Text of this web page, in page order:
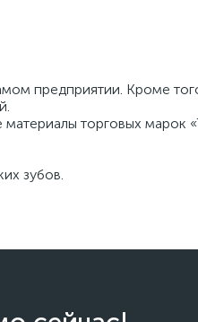
предприятии. Кроме
торговых марок
зубов.